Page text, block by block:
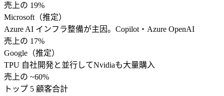
売上の 19%
Microsoft（推定）
Azure AI インフラ整備が主因。Copilot・Azure OpenAI
売上の 17%
Google（推定）
TPU 自社開発と並行してNvidiaも大量購入
売上の ~60%
トップ 5 顧客合計